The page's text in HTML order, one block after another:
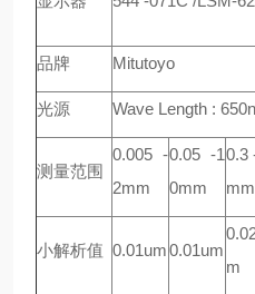
品牌 Mitutoyo
光源 Wave Length :
测量范围
0.005 -
2mm
0.05 -1
0mm
0.3
mm
小解析值 0.01um0.01um
m